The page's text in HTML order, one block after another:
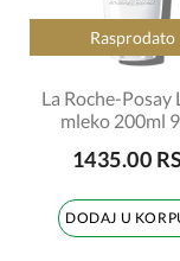
Rasprodato
La Roche-Posay
mleko 200ml
1435.00
DODAJ U